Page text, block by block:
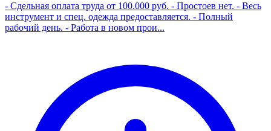
- Сдельная оплата труда от 100.000 руб. - Простоев нет. - Весь
инструмент и спец. одежда предоставляется. - Полный
рабочий день. - Работа в новом прои...